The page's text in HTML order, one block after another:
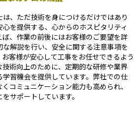
、ただ技術を身につけるだけではあり
を提供する、心からのホスピタリティ
、作業の前後にはお客様のご要望を詳
な解説を行い、安全に関する注意事項を
客様が安心して工事をお任せできるよう
術向上のために、定期的な研修や業界
習機会を提供しています。弊社での仕
コミュニケーション能力も高められ、
サポートしています。